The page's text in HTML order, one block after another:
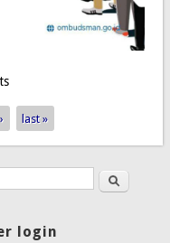
PERBAIKI LAYANAN
last »
formSearch
login